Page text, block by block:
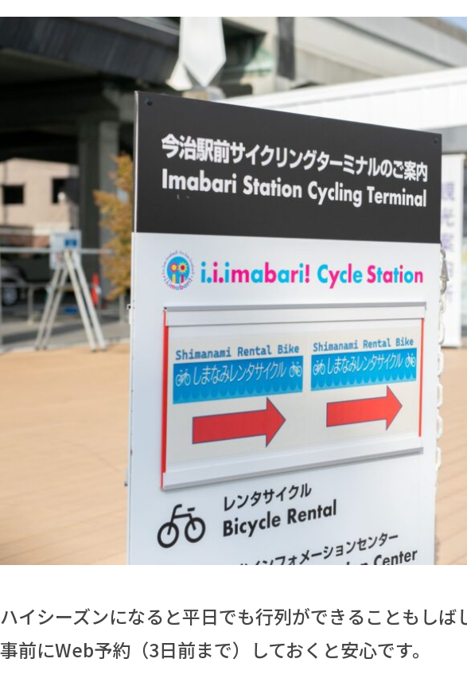
ハイシーズンになると平日でも行列ができることもしば
事前にWeb予約（3日前まで）しておくと安心です。